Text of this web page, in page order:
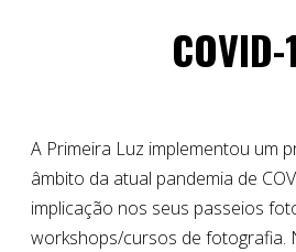
COVID-
A Primeira Luz implementou um
âmbito da atual pandemia de
implicação nos seus passeios
workshops/cursos de fotografia.